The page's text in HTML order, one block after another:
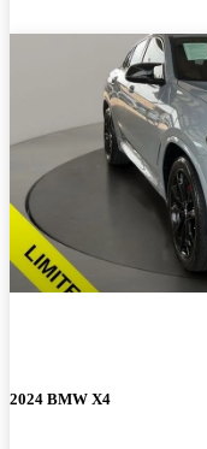
2024 BMW X4